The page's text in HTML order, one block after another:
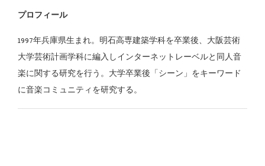
プロフィール
1997年兵庫県生まれ。明石高専建築学科を卒業後、大阪芸術
大学芸術計画学科に編入しインターネットレーベルと同人音
楽に関する研究を行う。大学卒業後「シーン」をキーワード
に音楽コミュニティを研究する。